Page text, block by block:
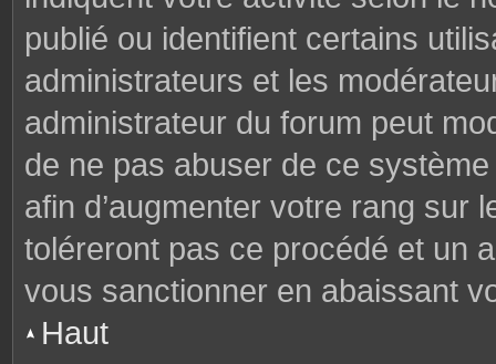
publié ou identifient certains
administrateurs et les
administrateur du forum peut
de ne pas abuser de ce
afin d’augmenter votre rang sur
toléreront pas ce procédé et un
vous sanctionner en abaissant
Haut